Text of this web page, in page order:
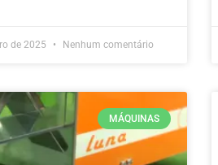
de 2025 Nenhum comentário
MÁQUINAS